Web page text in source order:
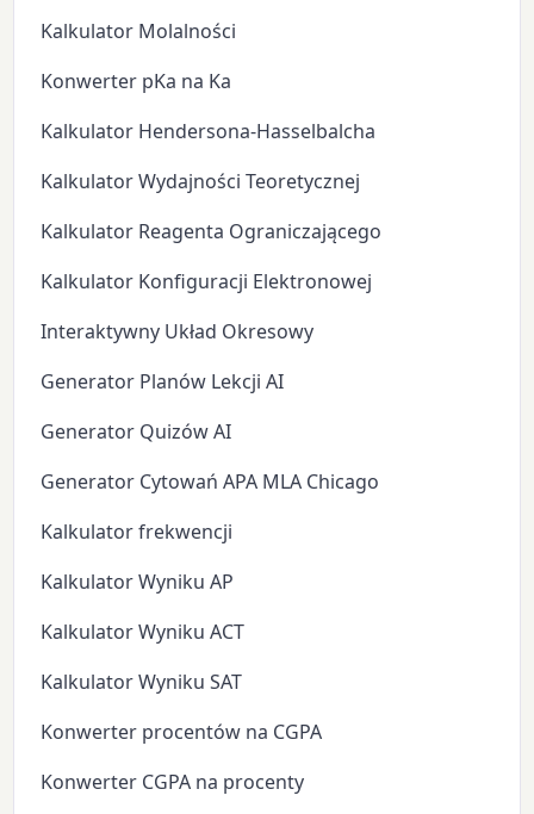
Kalkulator Molalności
Konwerter pKa na Ka
Kalkulator Hendersona-Hasselbalcha
Kalkulator Wydajności Teoretycznej
Kalkulator Reagenta Ograniczającego
Kalkulator Konfiguracji Elektronowej
Interaktywny Układ Okresowy
Generator Planów Lekcji AI
Generator Quizów AI
Generator Cytowań APA MLA Chicago
Kalkulator frekwencji
Kalkulator Wyniku AP
Kalkulator Wyniku ACT
Kalkulator Wyniku SAT
Konwerter procentów na CGPA
Konwerter CGPA na procenty